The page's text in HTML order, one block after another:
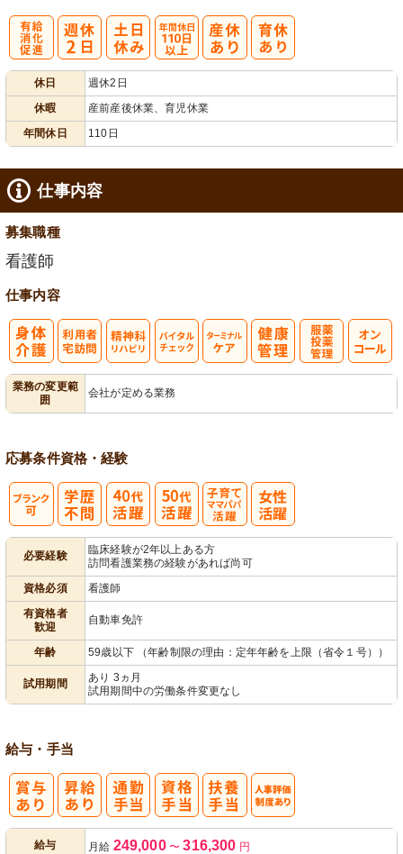
休日
週休2日
休暇
産前産後休業、育児休業
年間休日
110日
仕事内容
募集職種
看護師
仕事内容
業務の変更範
囲
会社が定める業務
応募条件資格・経験
必要経験
臨床経験が2年以上ある方
訪問看護業務の経験があれば尚可
資格必須
看護師
有資格者
歓迎
自動車免許
年齢 59歳以下 （年齢制限の理由：定年年齢を上限（省令１号））
試用期間
あり 3ヵ月
試用期間中の労働条件変更なし
給与・手当
給与 月給 249,000 〜 316,300 円